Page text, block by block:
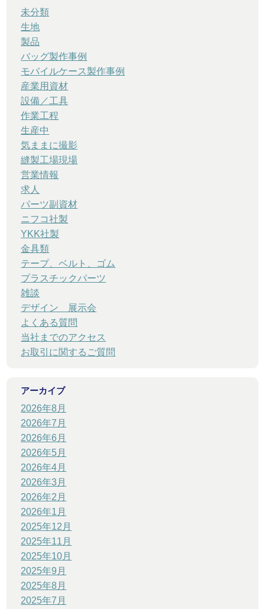
未分類
生地
製品
バッグ製作事例
モバイルケース製作事例
産業用資材
設備／工具
作業工程
生産中
気ままに撮影
縫製工場現場
営業情報
求人
パーツ副資材
ニフコ社製
YKK社製
金具類
テープ、ベルト、ゴム
プラスチックパーツ
雑談
デザイン 展示会
よくある質問
当社までのアクセス
お取引に関するご質問
アーカイブ
2026年8月
2026年7月
2026年6月
2026年5月
2026年4月
2026年3月
2026年2月
2026年1月
2025年12月
2025年11月
2025年10月
2025年9月
2025年8月
2025年7月